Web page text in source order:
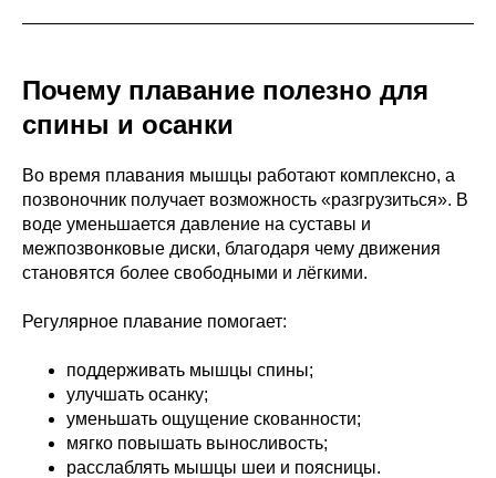
Почему плавание полезно для
спины и осанки
Во время плавания мышцы работают комплексно, а
позвоночник получает возможность «разгрузиться». В
воде уменьшается давление на суставы и
межпозвонковые диски, благодаря чему движения
становятся более свободными и лёгкими.
Регулярное плавание помогает:
поддерживать мышцы спины;
улучшать осанку;
уменьшать ощущение скованности;
мягко повышать выносливость;
расслаблять мышцы шеи и поясницы.